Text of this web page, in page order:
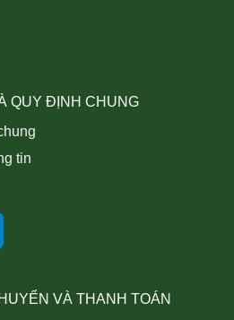
QUY ĐỊNH CHUNG
tin
VÀ THANH TOÁN